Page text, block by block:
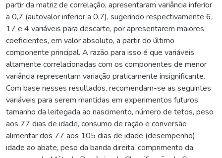
partir da matriz de correlação, apresentaram variância inferior
a 0,7 (autovalor inferior a 0,7), sugerindo respectivamente 6,
17 e 4 variáveis para descarte, por apresentarem maiores
coeficientes, em valor absoluto, a partir do último
componente principal. A razão para isso é que variáveis
altamente correlacionadas com os componentes de menor
variância representam variação praticamente insignificante.
Com base nesses resultados, recomendam-se as seguintes
variáveis para serem mantidas em experimentos futuros:
tamanho da leitegada ao nascimento, número de tetos, peso
aos 77 dias de idade, consumo de ração e conversão
alimentar dos 77 aos 105 dias de idade (desempenho);
idade ao abate, peso da banda direita, comprimento da